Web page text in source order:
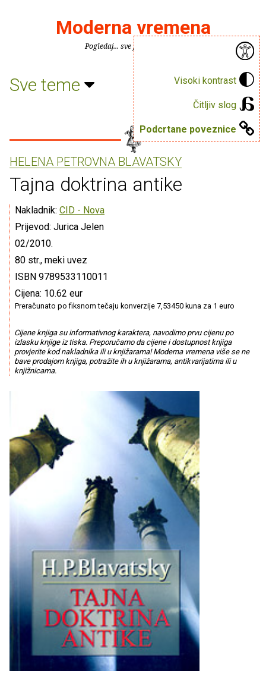
Visoki kontrast
Čitljiv slog
Podcrtane poveznice
Moderna vremena
Pogledaj... sve je puno knjiga.
Sve teme
HELENA PETROVNA BLAVATSKY
Tajna doktrina antike
Nakladnik: CID - Nova
Prijevod: Jurica Jelen
02/2010.
80 str., meki uvez
ISBN 9789533110011
Cijena: 10.62 eur
Preračunato po fiksnom tečaju konverzije 7,53450 kuna za 1 euro
Cijene knjiga su informativnog karaktera, navodimo prvu cijenu po
izlasku knjige iz tiska. Preporučamo da cijene i dostupnost knjiga
provjerite kod nakladnika ili u knjižarama! Moderna vremena više se ne
bave prodajom knjiga, potražite ih u knjižarama, antikvarijatima ili u
knjižnicama.